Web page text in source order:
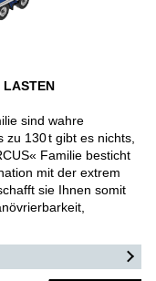
LASTEN
sind wahre
zu 130 t gibt es nichts,
Familie besticht
mit der extrem
sie Ihnen somit